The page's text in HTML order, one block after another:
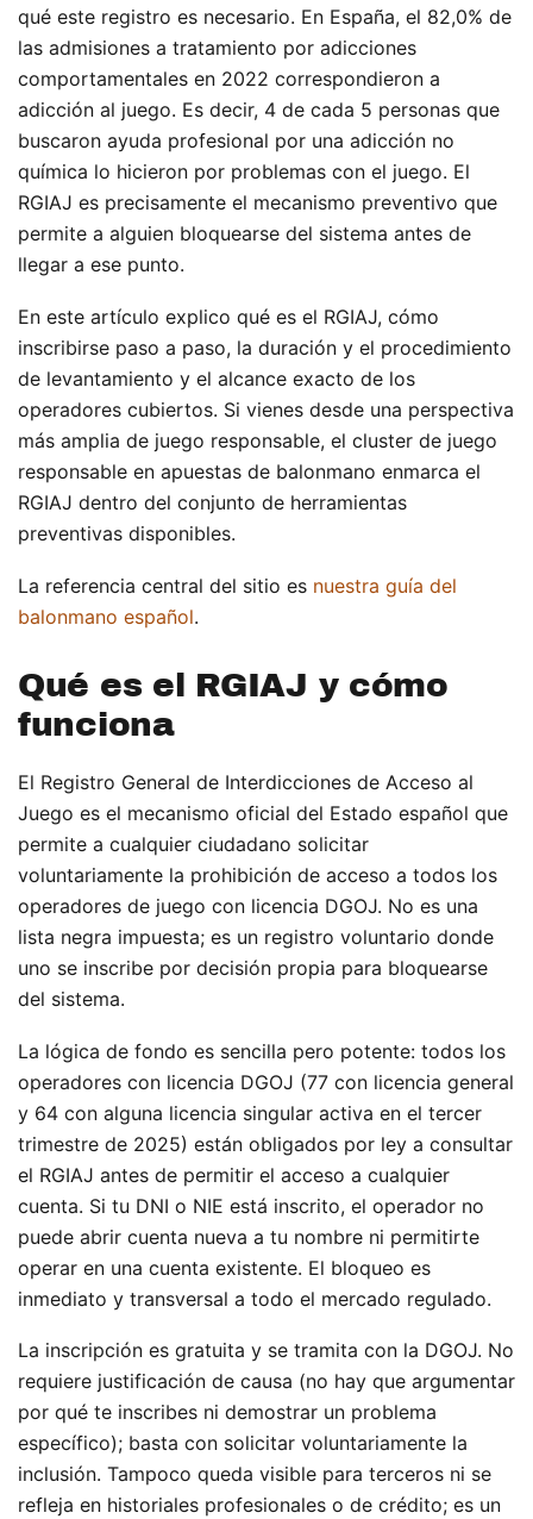
qué este registro es necesario. En España, el 82,0% de
las admisiones a tratamiento por adicciones
comportamentales en 2022 correspondieron a
adicción al juego. Es decir, 4 de cada 5 personas que
buscaron ayuda profesional por una adicción no
química lo hicieron por problemas con el juego. El
RGIAJ es precisamente el mecanismo preventivo que
permite a alguien bloquearse del sistema antes de
llegar a ese punto.
En este artículo explico qué es el RGIAJ, cómo
inscribirse paso a paso, la duración y el procedimiento
de levantamiento y el alcance exacto de los
operadores cubiertos. Si vienes desde una perspectiva
más amplia de juego responsable, el cluster de juego
responsable en apuestas de balonmano enmarca el
RGIAJ dentro del conjunto de herramientas
preventivas disponibles.
La referencia central del sitio es nuestra guía del
balonmano español.
Qué es el RGIAJ y cómo
funciona
El Registro General de Interdicciones de Acceso al
Juego es el mecanismo oficial del Estado español que
permite a cualquier ciudadano solicitar
voluntariamente la prohibición de acceso a todos los
operadores de juego con licencia DGOJ. No es una
lista negra impuesta; es un registro voluntario donde
uno se inscribe por decisión propia para bloquearse
del sistema.
La lógica de fondo es sencilla pero potente: todos los
operadores con licencia DGOJ (77 con licencia general
y 64 con alguna licencia singular activa en el tercer
trimestre de 2025) están obligados por ley a consultar
el RGIAJ antes de permitir el acceso a cualquier
cuenta. Si tu DNI o NIE está inscrito, el operador no
puede abrir cuenta nueva a tu nombre ni permitirte
operar en una cuenta existente. El bloqueo es
inmediato y transversal a todo el mercado regulado.
La inscripción es gratuita y se tramita con la DGOJ. No
requiere justificación de causa (no hay que argumentar
por qué te inscribes ni demostrar un problema
específico); basta con solicitar voluntariamente la
inclusión. Tampoco queda visible para terceros ni se
refleja en historiales profesionales o de crédito; es un